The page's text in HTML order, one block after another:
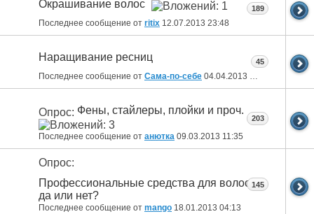
Окрашивание волос
Последнее сообщение от ritix 12.07.2013 23:48
189
Наращивание ресниц
Последнее сообщение от Сама-по-себе 04.04.2013 11:38
45
Опрос: Фены, стайлеры, плойки и проч.
Последнее сообщение от анютка 09.03.2013 11:35
203
Опрос:
Профессиональные средства для волос:
да или нет?
Последнее сообщение от mango 18.01.2013 04:13
145